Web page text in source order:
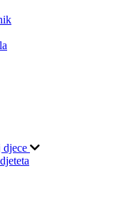
djece